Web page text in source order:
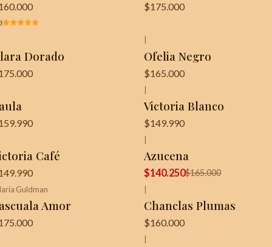
$175.000
Dorado Ofelia Negro
$165.000
|
Victoria Blanco
$149.990
Café
-15%
Azucena
$140.250$165.000
Guldman
Amor Chanclas Plumas
$160.000